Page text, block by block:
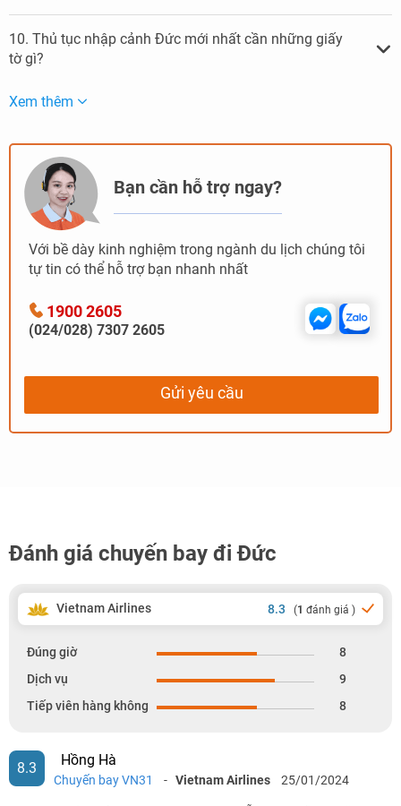
10. Thủ tục nhập cảnh Đức mới nhất cần những giấy
tờ gì?
Xem thêm
Bạn cần hỗ trợ ngay?
Với bề dày kinh nghiệm trong ngành du lịch chúng tôi
tự tin có thể hỗ trợ bạn nhanh nhất
1900 2605
(024/028) 7307 2605
Gửi yêu cầu
Đánh giá chuyến bay đi Đức
Vietnam Airlines 8.3 (1 đánh giá )
Đúng giờ
8
Dịch vụ
9
Tiếp viên hàng không
8
8.3 Hồng Hà
Chuyến bay VN31 - Vietnam Airlines 25/01/2024